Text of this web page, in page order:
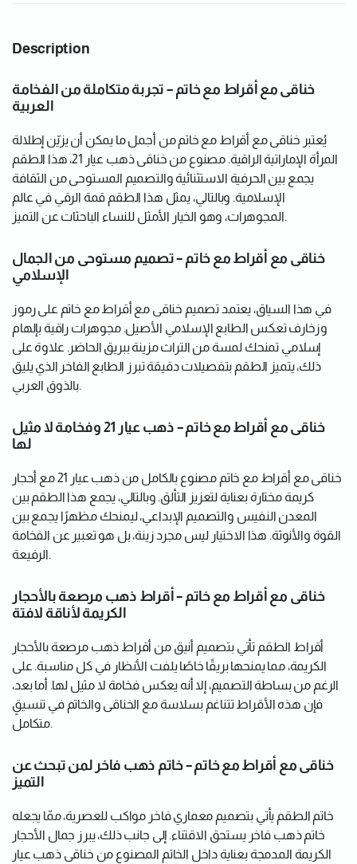
Description
خناقى مع أقراط مع خاتم – تجربة متكاملة من الفخامة
العربية
يُعتبر خناقى مع أقراط مع خاتم من أجمل ما يمكن أن يزيّن إطلالة
المرأة الإماراتية الراقية. مصنوع من خناقى ذهب عيار 21، هذا الطقم
يجمع بين الحرفية الاستثنائية والتصميم المستوحى من الثقافة
الإسلامية. وبالتالي، يمثل هذا الطقم قمة الرقي في عالم
المجوهرات، وهو الخيار الأمثل للنساء الباحثات عن التميز.
خناقى مع أقراط مع خاتم – تصميم مستوحى من الجمال
الإسلامي
في هذا السياق، يعتمد تصميم خناقى مع أقراط مع خاتم على رموز
وزخارف تعكس الطابع الإسلامي الأصيل. مجوهرات راقية بإلهام
إسلامي تمنحك لمسة من التراث مزينة ببريق الحاضر. علاوة على
ذلك، يتميز الطقم بتفصيلات دقيقة تبرز الطابع الفاخر الذي يليق
بالذوق العربي.
خناقى مع أقراط مع خاتم – ذهب عيار 21 وفخامة لا مثيل
لها
خناقى مع أقراط مع خاتم مصنوع بالكامل من ذهب عيار 21 مع أحجار
كريمة مختارة بعناية لتعزيز التألق. وبالتالي، يجمع هذا الطقم بين
المعدن النفيس والتصميم الإبداعي، ليمنحك مظهرًا يجمع بين
القوة والأنوثة. هذا الاختيار ليس مجرد زينة، بل هو تعبير عن الفخامة
الرفيعة.
خناقى مع أقراط مع خاتم – أقراط ذهب مرصعة بالأحجار
الكريمة لأناقة لافتة
أقراط الطقم تأتي بتصميم أنيق من أقراط ذهب مرصعة بالأحجار
الكريمة، مما يمنحها بريقًا خاصًا يلفت الأنظار في كل مناسبة. على
الرغم من بساطة التصميم، إلا أنه يعكس فخامة لا مثيل لها. أما بعد،
فإن هذه الأقراط تتناغم بسلاسة مع الخناقى والخاتم في تنسيقٍ
متكامل.
خناقى مع أقراط مع خاتم – خاتم ذهب فاخر لمن تبحث عن
التميز
خاتم الطقم يأتي بتصميم معماري فاخر مواكب للعصرية، ممّا يجعله
خاتم ذهب فاخر يستحق الاقتناء. إلى جانب ذلك، يبرز جمال الأحجار
الكريمة المدمجة بعناية داخل الخاتم المصنوع من خناقى ذهب عيار